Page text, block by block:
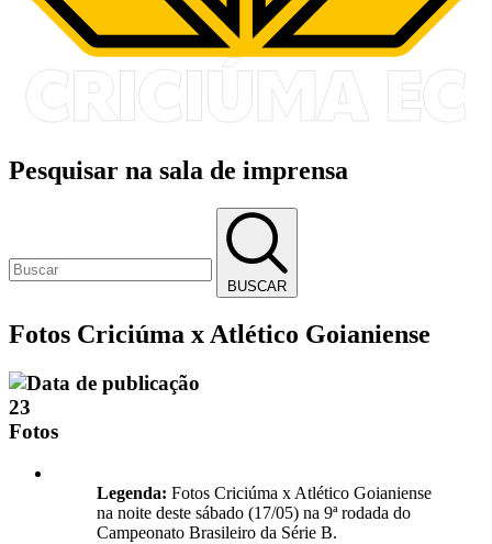
Pesquisar na sala de imprensa
BUSCAR
Fotos Criciúma x Atlético Goianiense
23
Fotos
Legenda: Fotos Criciúma x Atlético Goianiense
na noite deste sábado (17/05) na 9ª rodada do
Campeonato Brasileiro da Série B.